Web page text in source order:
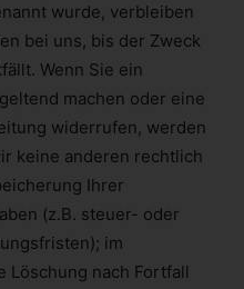
wurde, verbleiben
bei uns, bis der Zweck
Wenn Sie ein
machen oder eine
widerrufen, werden
keine anderen rechtlich
Ihrer
(z.B. steuer- oder
im
Löschung nach Fortfall